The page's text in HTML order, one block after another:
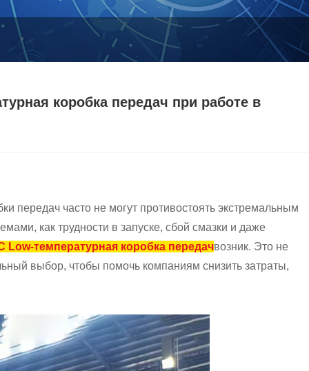
коробка передач при работе в
передач часто не могут противостоять экстремальным
как трудности в запуске, сбой смазки и даже
Low-температурная коробка передачвозник. Это не
выбор, чтобы помочь компаниям снизить затраты,